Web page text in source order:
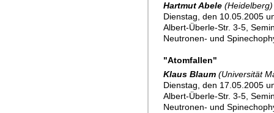
Hartmut Abele (Heidelberg)
Dienstag, den 10.05.2005
Albert-Überle-Str. 3-5,
Neutronen- und
"Atomfallen"
Klaus Blaum (Universität
Dienstag, den 17.05.2005
Albert-Überle-Str. 3-5,
Neutronen- und